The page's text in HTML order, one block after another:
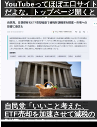
YouTubeってほぼエ口サイト
だよな。トップページ開くと
いつもチアダンスとかローア
ングルで撮影した街撮り動画
ばっか出てくるじゃん
自民党「いいこと考えた、
ETF売却を加速させて減税の
財源にしよう」